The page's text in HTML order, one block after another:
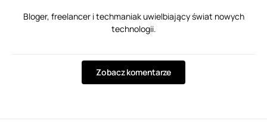
Bloger, freelancer i techmaniak uwielbiający świat nowych
technologii.
Zobacz komentarze